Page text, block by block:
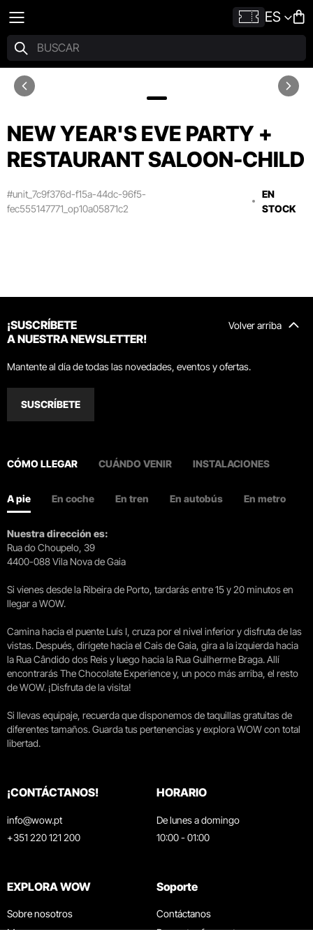
ES
NEW YEAR'S EVE PARTY +
RESTAURANT SALOON-CHILD
#unit_7c9f376d-f15a-44dc-96f5-
fec555147771_op10a05871c2
EN
STOCK
Volver arriba
¡SUSCRÍBETE
A NUESTRA NEWSLETTER!
Mantente al día de todas las novedades, eventos y ofertas.
SUSCRÍBETE
CÓMO LLEGAR CUÁNDO VENIR INSTALACIONES
A pie En coche En tren En autobús En metro
Nuestra dirección es:
Rua do Choupelo, 39
4400-088 Vila Nova de Gaia
Si vienes desde la Ribeira de Porto, tardarás entre 15 y 20 minutos en
llegar a WOW.
Camina hacia el puente Luís I, cruza por el nivel inferior y disfruta de las
vistas. Después, dirígete hacia el Cais de Gaia, gira a la izquierda hacia
la Rua Cândido dos Reis y luego hacia la Rua Guilherme Braga. Allí
encontrarás The Chocolate Experience y, un poco más arriba, el resto
de WOW. ¡Disfruta de la visita!
Si llevas equipaje, recuerda que disponemos de taquillas gratuitas de
diferentes tamaños. Guarda tus pertenencias y explora WOW con total
libertad.
¡CONTÁCTANOS!
info@wow.pt
+351 220 121 200
HORARIO
De lunes a domingo
10:00 - 01:00
EXPLORA WOW
Sobre nosotros
Museos
Soporte
Contáctanos
Preguntas frecuentes